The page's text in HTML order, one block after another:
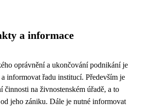
a informace
oprávnění a ukončování podnikání je
informovat řadu institucí. Především je
činnosti na živnostenském úřadě, a to
jeho zániku. Dále je nutné informovat